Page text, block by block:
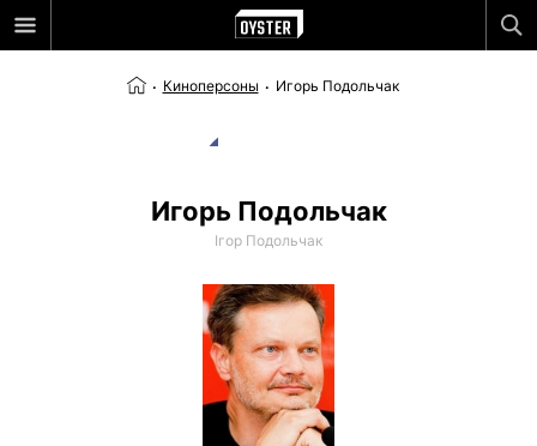
Киноперсоны Игорь Подольчак
Игорь Подольчак
Ігор Подольчак